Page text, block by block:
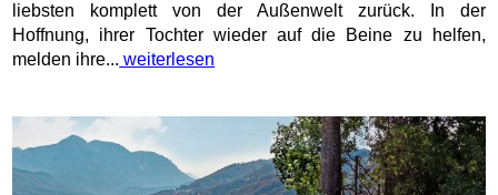
liebsten komplett von der Außenwelt zurück. In der
Hoffnung, ihrer Tochter wieder auf die Beine zu helfen,
melden ihre... weiterlesen